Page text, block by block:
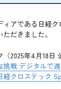
ィアである日経
だきました。
2025年4月18日
挑戦 デジタルで
クロステック